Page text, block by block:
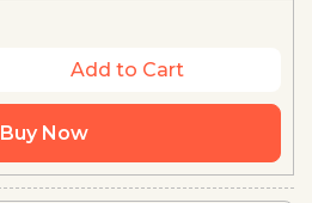
Add to Cart
Buy Now